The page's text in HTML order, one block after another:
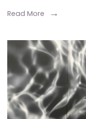
Besi
Read More